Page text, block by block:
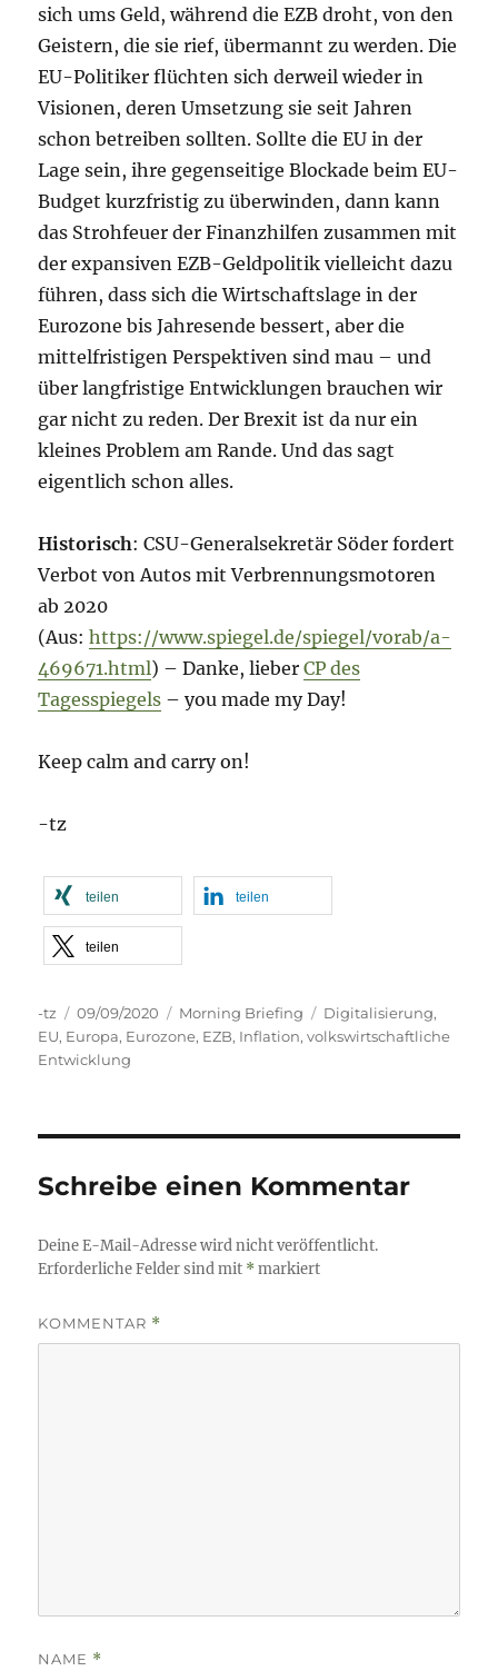
sich ums Geld, während die EZB droht, von den
Geistern, die sie rief, übermannt zu werden. Die
EU-Politiker flüchten sich derweil wieder in
Visionen, deren Umsetzung sie seit Jahren
schon betreiben sollten. Sollte die EU in der
Lage sein, ihre gegenseitige Blockade beim EU-
Budget kurzfristig zu überwinden, dann kann
das Strohfeuer der Finanzhilfen zusammen mit
der expansiven EZB-Geldpolitik vielleicht dazu
führen, dass sich die Wirtschaftslage in der
Eurozone bis Jahresende bessert, aber die
mittelfristigen Perspektiven sind mau – und
über langfristige Entwicklungen brauchen wir
gar nicht zu reden. Der Brexit ist da nur ein
kleines Problem am Rande. Und das sagt
eigentlich schon alles.
Historisch: CSU-Generalsekretär Söder fordert
Verbot von Autos mit Verbrennungsmotoren
ab 2020
(Aus:https://www.spiegel.de/spiegel/vorab/a-
469671.html) – Danke, lieberCP des
Tagesspiegels – you made my Day!
Keep calm and carry on!
-tz
teilen teilen
teilen
Autor
-tz
Veröffentlicht
am
09/09/2020 Kategorien
Morning Briefing Schlagwörter
Digitalisierung,
EU, Europa, Eurozone, EZB, Inflation,volkswirtschaftliche
Entwicklung
Schreibe einen Kommentar
Deine E-Mail-Adresse wird nicht veröffentlicht.
Erforderliche Felder sind mit *markiert
KOMMENTAR *
NAME *